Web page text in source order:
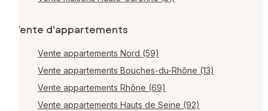
Vente d'appartements
Vente appartements Nord (59)
Vente appartements Bouches-du-Rhône (13)
Vente appartements Rhône (69)
Vente appartements Hauts de Seine (92)